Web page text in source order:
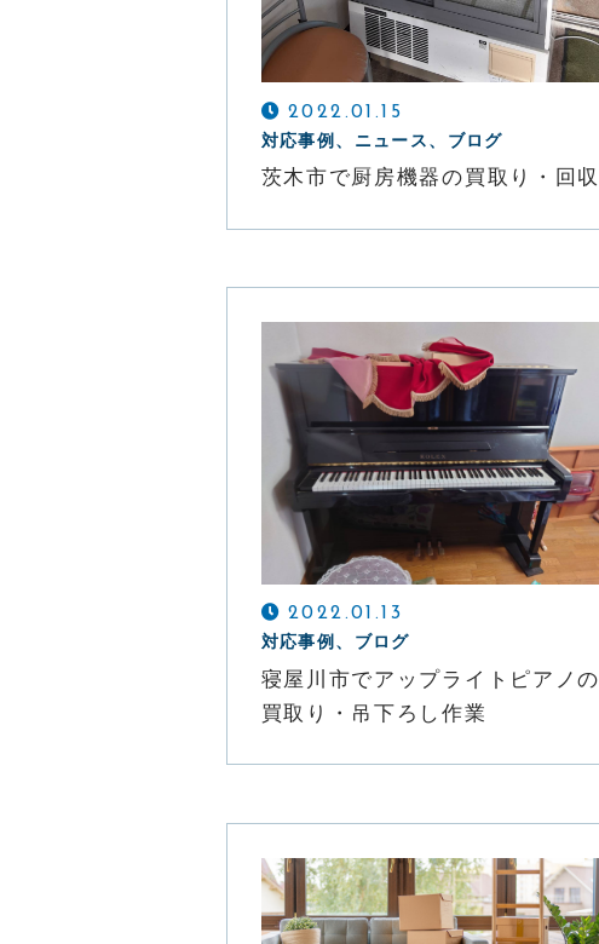
2022.01.15
対応事例、ニュース、ブログ
茨木市で厨房機器の買取り・回収
2022.01.13
対応事例、ブログ
寝屋川市でアップライトピアノの
買取り・吊下ろし作業